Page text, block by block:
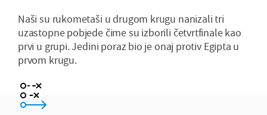
Naši su rukometaši u drugom krugu nanizali tri
uzastopne pobjede čime su izborili četvrtfinale kao
prvi u grupi. Jedini poraz bio je onaj protiv Egipta u
prvom krugu.